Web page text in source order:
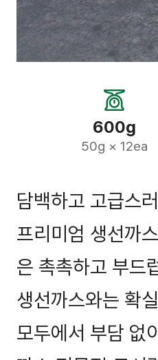
600g
50g × 12ea
담백하고 고급스
프리미엄 생선까
은 촉촉하고 부드
생선까스와는 확
모두에서 부담 없